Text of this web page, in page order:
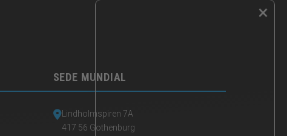
SEDE MUNDIAL
Lindholmspiren 7A
417 56 Gothenburg
×